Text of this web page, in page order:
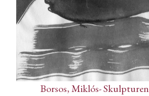
Borsos, Miklós- Skulpturen